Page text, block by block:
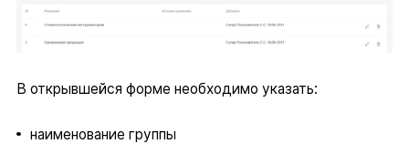
В открывшейся форме необходимо указать:
наименование группы